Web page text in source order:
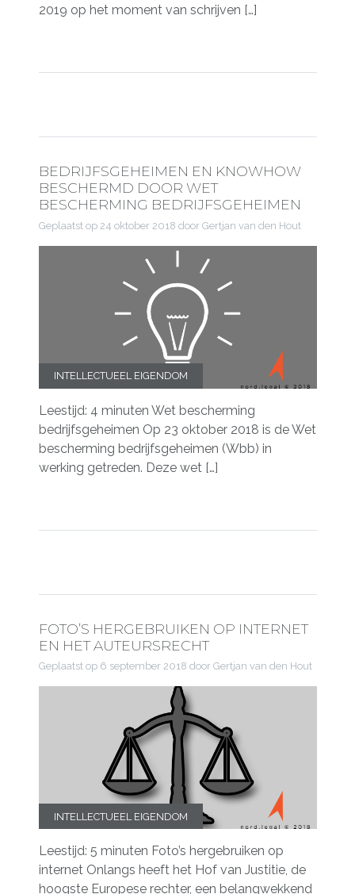
2019 op het moment van schrijven […]
BEDRIJFSGEHEIMEN EN KNOWHOW
BESCHERMD DOOR WET
BESCHERMING BEDRIJFSGEHEIMEN
Geplaatst op 24 oktober 2018 door Gertjan van den Hout
INTELLECTUEEL EIGENDOM
Leestijd: 4 minuten Wet bescherming
bedrijfsgeheimen Op 23 oktober 2018 is de Wet
bescherming bedrijfsgeheimen (Wbb) in
werking getreden. Deze wet […]
FOTO’S HERGEBRUIKEN OP INTERNET
EN HET AUTEURSRECHT
Geplaatst op 6 september 2018 door Gertjan van den Hout
INTELLECTUEEL EIGENDOM
Leestijd: 5 minuten Foto’s hergebruiken op
internet Onlangs heeft het Hof van Justitie, de
hoogste Europese rechter, een belangwekkend